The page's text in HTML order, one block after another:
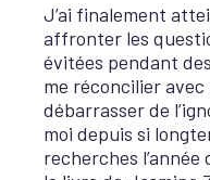
J’ai finalement
affronter les
évitées pendant
me réconcilier avec
débarrasser de
moi depuis si
recherches